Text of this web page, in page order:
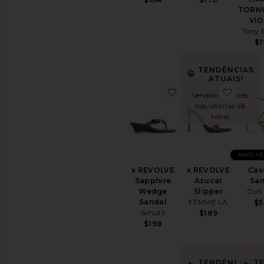
Tony
x REVOLVE
Sapphire
Wedge
Sandal
Schutz
$198
favoritox REVOLVE
TENDÊNCIAS
ATUAIS!
Vendido 10 vezes
nas últimas 48
horas
x REVOLVE
Azucar
Slipper
FEMME LA
$189
Cult
MAIS